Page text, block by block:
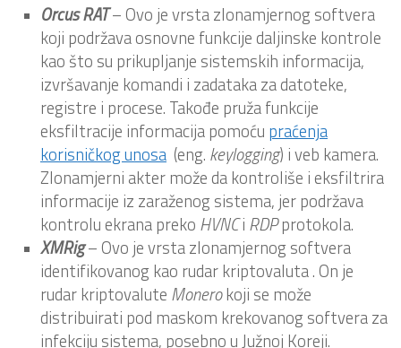
Orcus RAT– Ovo je vrsta zlonamjernog softvera
koji podržava osnovne funkcije daljinske kontrole
kao što su prikupljanje sistemskih informacija,
izvršavanje komandi i zadataka za datoteke,
registre i procese. Takođe pruža funkcije
eksfiltracije informacija pomoću praćenja
korisničkog unosa (eng. keylogging) i veb kamera.
Zlonamjerni akter može da kontroliše i eksfiltrira
informacije iz zaraženog sistema, jer podržava
kontrolu ekrana preko HVNCi RDPprotokola.
XMRig– Ovo je vrsta zlonamjernog softvera
identifikovanog kao rudar kriptovaluta . On je
rudar kriptovalute Monerokoji se može
distribuirati pod maskom krekovanog softvera za
infekciju sistema, posebno u Južnoj Koreji.